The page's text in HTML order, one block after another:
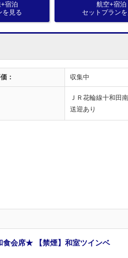
宿泊
を見る
航空+宿泊
セットプラン
： 収集中
ＪＲ花輪線十和田
送迎あり
会席★ 【禁煙】和室ツインベ